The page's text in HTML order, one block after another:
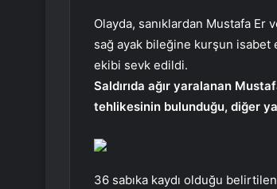
Olayda, sanıklardan Mustafa Er
sağ ayak bileğine kurşun isabet
ekibi sevk edildi.
Saldırıda ağır yaralanan
tehlikesinin bulunduğu, diğer
36 sabıka kaydı olduğu